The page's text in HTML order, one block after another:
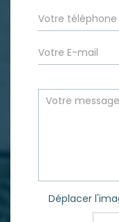
Déplacer